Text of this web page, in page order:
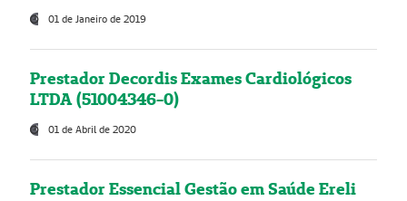
01 de Janeiro de 2019
Prestador Decordis Exames Cardiológicos
LTDA (51004346-0)
01 de Abril de 2020
Prestador Essencial Gestão em Saúde Ereli